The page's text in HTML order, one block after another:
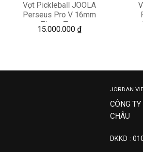
Vợt Pickleball JOOLA
Perseus Pro V 16mm
Titans Tour
15.000.000 ₫
JORDAN
CÔNG
CHÂU
DKKD :